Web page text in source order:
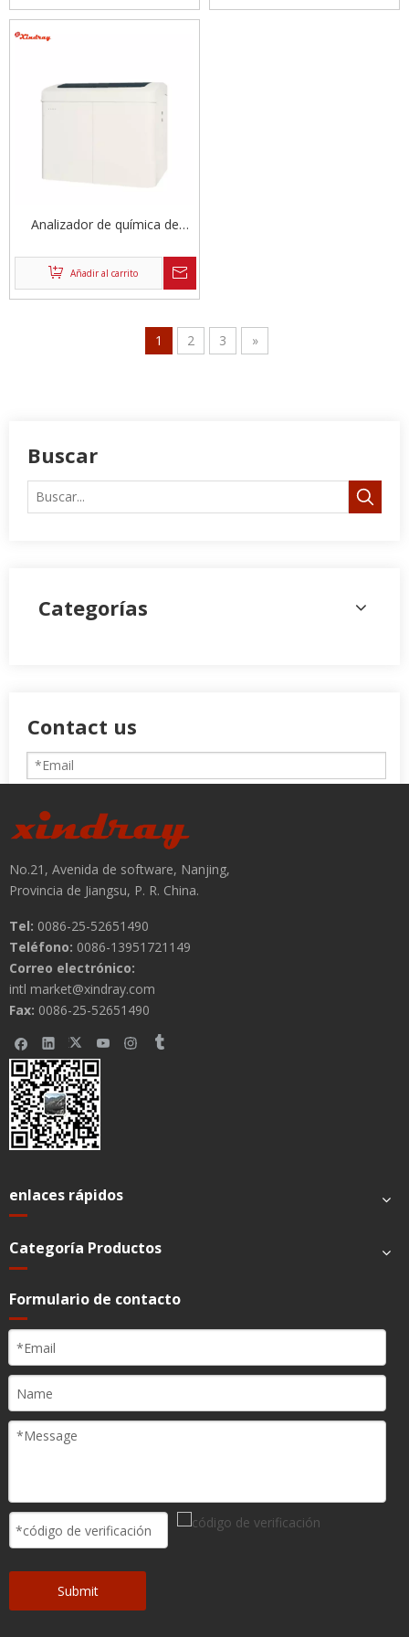
Analizador de química de
automático
Añadir al carrito
1 2 3 »
Buscar
Categorías
Contact us
No.21, Avenida de software, Nanjing,
Provincia de Jiangsu, P. R. China.
Tel: 0086-25-52651490
Teléfono: 0086-13951721149
Correo electrónico:
intl market@xindray.com
Fax: 0086-25-52651490
enlaces rápidos
Categoría Productos
Formulario de contacto
Submit